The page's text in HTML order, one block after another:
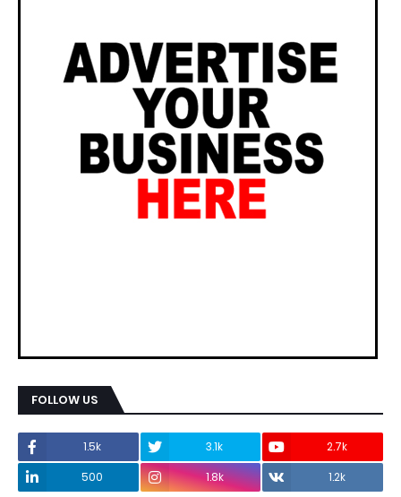
FOLLOW US
1.5k 3.1k
2.7k
500
1.8k 1.2k